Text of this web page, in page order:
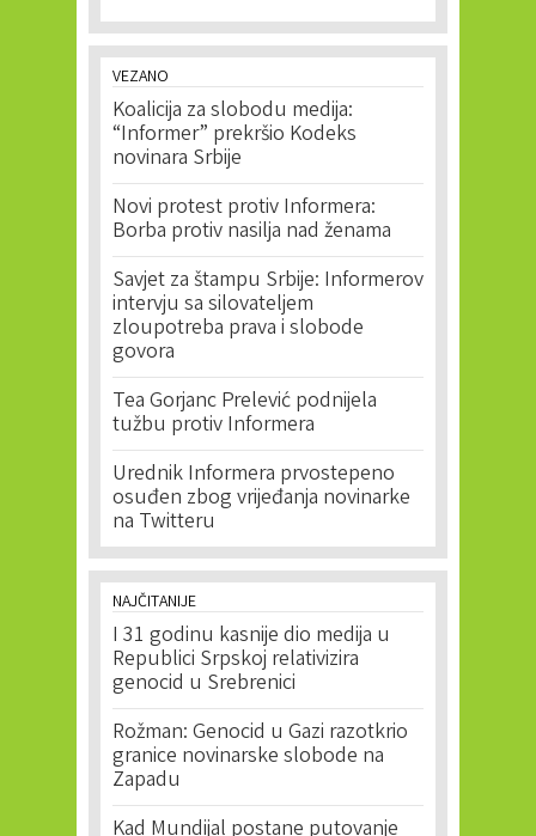
VEZANO
Koalicija za slobodu medija:
“Informer” prekršio Kodeks
novinara Srbije
Novi protest protiv Informera:
Borba protiv nasilja nad ženama
Savjet za štampu Srbije: Informerov
intervju sa silovateljem
zloupotreba prava i slobode
govora
Tea Gorjanc Prelević podnijela
tužbu protiv Informera
Urednik Informera prvostepeno
osuđen zbog vrijeđanja novinarke
na Twitteru
NAJČITANIJE
I 31 godinu kasnije dio medija u
Republici Srpskoj relativizira
genocid u Srebrenici
Rožman: Genocid u Gazi razotkrio
granice novinarske slobode na
Zapadu